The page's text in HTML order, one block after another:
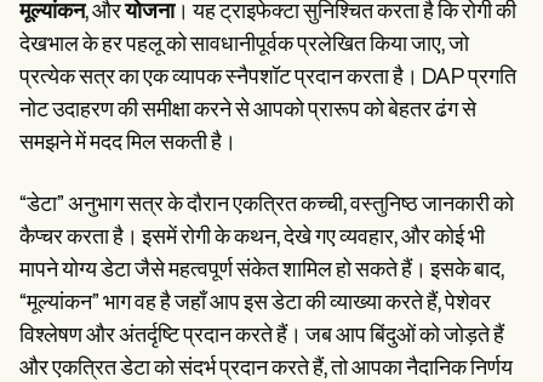
मूल्यांकन, औरयोजना। यह ट्राइफेक्टा सुनिश्चित करता है कि रोगी की
देखभाल के हर पहलू को सावधानीपूर्वक प्रलेखित किया जाए, जो
प्रत्येक सत्र का एक व्यापक स्नैपशॉट प्रदान करता है। DAP प्रगति
नोट उदाहरण की समीक्षा करने से आपको प्रारूप को बेहतर ढंग से
समझने में मदद मिल सकती है।
“डेटा” अनुभाग सत्र के दौरान एकत्रित कच्ची, वस्तुनिष्ठ जानकारी को
कैप्चर करता है। इसमें रोगी के कथन, देखे गए व्यवहार, और कोई भी
मापने योग्य डेटा जैसे महत्वपूर्ण संकेत शामिल हो सकते हैं। इसके बाद,
“मूल्यांकन” भाग वह है जहाँ आप इस डेटा की व्याख्या करते हैं, पेशेवर
विश्लेषण और अंतर्दृष्टि प्रदान करते हैं। जब आप बिंदुओं को जोड़ते हैं
और एकत्रित डेटा को संदर्भ प्रदान करते हैं, तो आपका नैदानिक निर्णय